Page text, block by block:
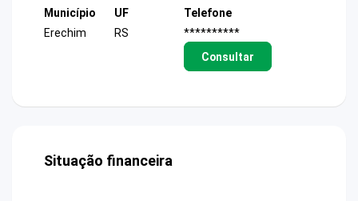
Município
Erechim
UF
RS
Telefone
**********
Consultar
Situação financeira